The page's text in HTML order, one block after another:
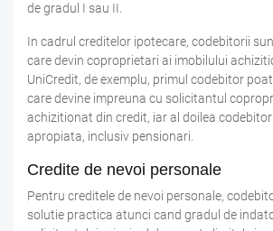
de gradul I sau II.
In cadrul creditelor ipotecare, codebitorii
care devin coproprietari ai imobilului
UniCredit, de exemplu, primul codebitor
care devine impreuna cu solicitantul
achizitionat din credit, iar al doilea
apropiata, inclusiv pensionari.
Credite de nevoi personale
Pentru creditele de nevoi personale,
solutie practica atunci cand gradul de